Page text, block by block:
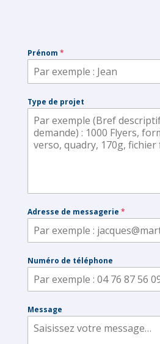
Prénom *
Type de projet
Adresse de messagerie *
Numéro de téléphone
Message